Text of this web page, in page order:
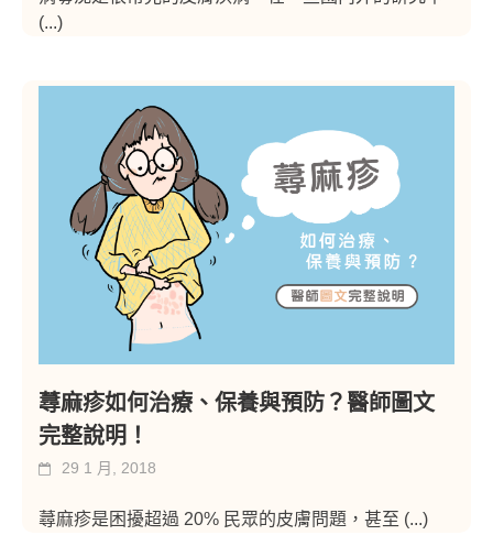
(...)
蕁麻疹如何治療、保養與預防？醫師圖文
完整說明！
29 1 月, 2018
蕁麻疹是困擾超過 20% 民眾的皮膚問題，甚至 (...)